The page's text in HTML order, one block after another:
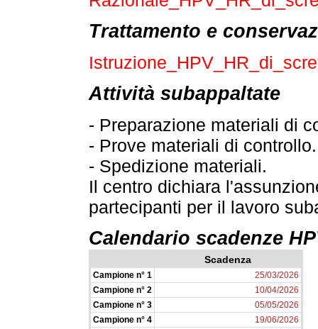
Trattamento e
Attività subappaltate
- Preparazione materiali di
- Prove materiali di
- Spedizione materiali.
Il centro dichiara
partecipanti per il lavoro
Calendario scadenze
Scadenza
Campione n° 1
25/03/2026
Campione n° 2
10/04/2026
Campione n° 3
05/05/2026
Campione n° 4
19/06/2026